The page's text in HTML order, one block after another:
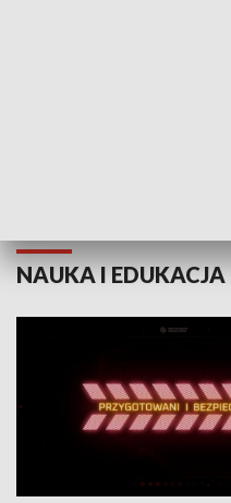
NAUKA I EDUKACJA